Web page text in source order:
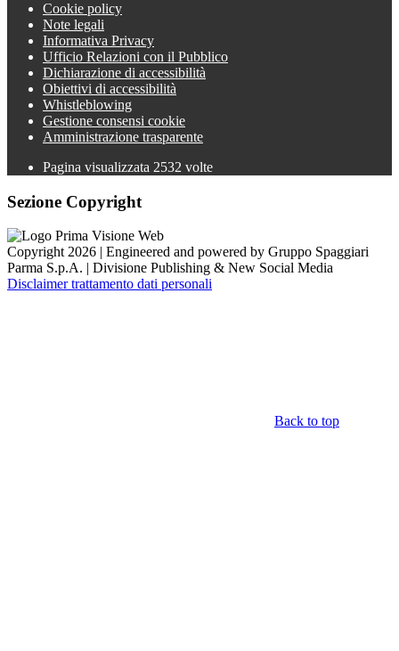
Cookie policy
Note legali
Informativa Privacy
Ufficio Relazioni con il Pubblico
Dichiarazione di accessibilità
Obiettivi di accessibilità
Whistleblowing
Gestione consensi cookie
Amministrazione trasparente
Pagina visualizzata 2532 volte
Sezione Copyright
Copyright 2026 | Engineered and powered by Gruppo Spaggiari
Parma S.p.A. | Divisione Publishing & New Social Media
Disclaimer trattamento dati personali
Back to top